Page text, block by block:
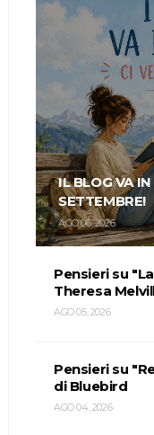
IL BLOG VA
SETTEMBRE!
AGO 06, 2026
Pensieri su
Theresa
AGO 05, 2026
Pensieri su
di Bluebird
AGO 04, 2026